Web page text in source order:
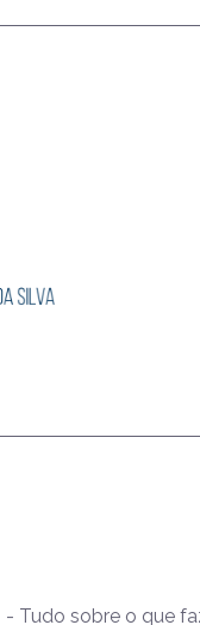
- Tudo sobre o que